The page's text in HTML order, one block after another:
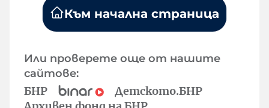
Към начална страница
Или проверете още от нашите
сайтове:
БНР
Детското.БНР